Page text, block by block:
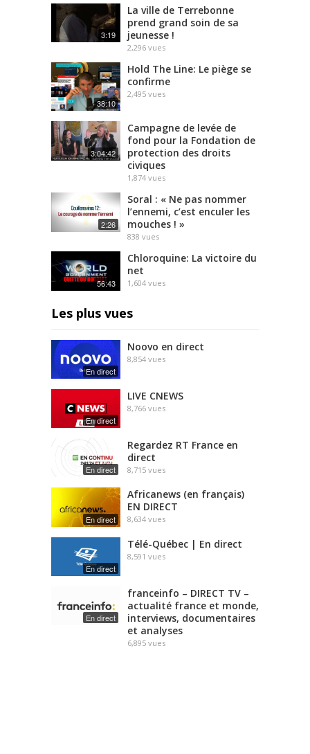
3:19
La ville de Terrebonne
prend grand soin de sa
jeunesse !
2,296 vues
38:10
Hold The Line: Le piège se
confirme
2,495 vues
3:04:42
Campagne de levée de
fond pour la Fondation de
protection des droits
civiques
1,874 vues
2:26
Soral : « Ne pas nommer
l’ennemi, c’est enculer les
mouches ! »
838 vues
56:43
Chloroquine: La victoire du
net
1,604 vues
Les plus vues
En direct
Noovo en direct
8,854 vues
En direct
LIVE CNEWS
8,766 vues
En direct
Regardez RT France en
direct
8,715 vues
En direct
Africanews (en français)
EN DIRECT
8,634 vues
En direct
Télé-Québec | En direct
8,591 vues
En direct
franceinfo – DIRECT TV –
actualité france et monde,
interviews, documentaires
et analyses
6,895 vues